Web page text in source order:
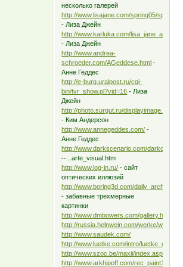
несколько галерей
http://www.lisajane.com/spring05/
- Лиза Джейн
http://www.karluka.com/
- Лиза Джейн
http://www.andrea-
schroeder.com/AGeddese.html -
Анне Геддес
http://e-burg.uralpost.ru/cgi-
bin/tvr_show.pl?vid=16 - Лиза
Джейн
http://photo.surgut.ru/
- Ким Андерсон
http://www.annegeddes.com/ -
Анне Геддес
http://www.darkscenario.com/
--...arte_visual.htm
http://www.log-in.ru/ - сайт
оптических иллюзий
http://www.boring3d.com/
- забавные трехмерные
картинки
http://www.dmbowers.com/gallery.html
http://russia.helnwein.com/werke/werke/
http://www.saudek.com/
http://www.luetke.com/intro/
http://www.szoc.be/maxii/
http://www.arkhipoff.com/rec_paint1.htm